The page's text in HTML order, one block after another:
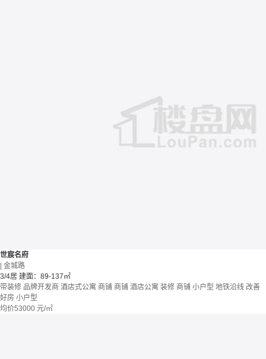
世宸名府
| 金城路
3/4居 建面：89-137㎡
带装修 品牌开发商 酒店式公寓 商铺 商铺 酒店公寓 装修 商铺 小户型 地铁沿线 改善
好房 小户型
均价53000 元/㎡